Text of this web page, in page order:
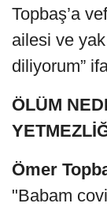
Topbaş’a
ailesi ve
diliyorum”
ÖLÜM
Ömer
"Babam